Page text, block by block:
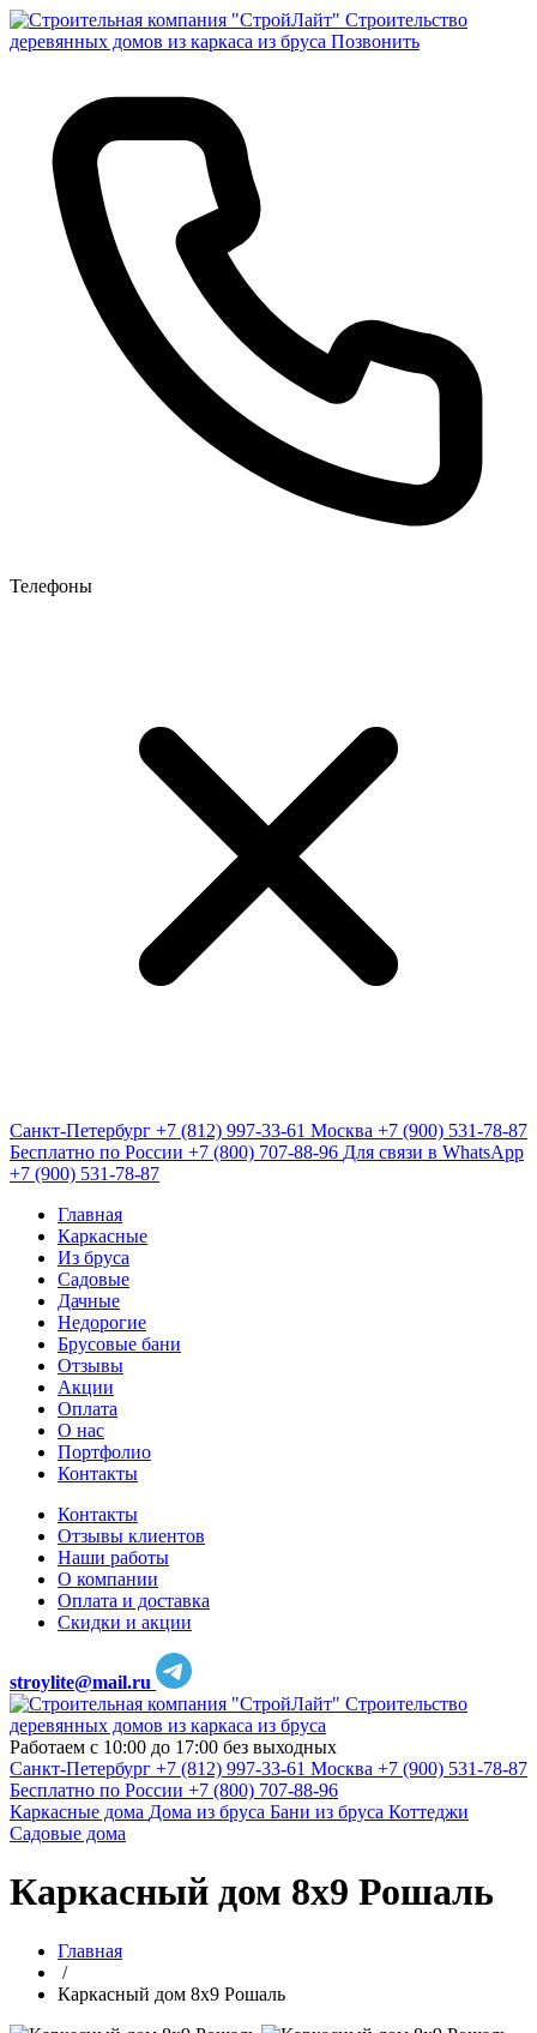
Строительство
деревянных домов из каркаса из бруса Позвонить
Телефоны
Санкт-Петербург +7 (812) 997-33-61 Москва +7 (900) 531-78-87
Бесплатно по России +7 (800) 707-88-96 Для связи в WhatsApp
+7 (900) 531-78-87
Главная
Каркасные
Из бруса
Садовые
Дачные
Недорогие
Брусовые бани
Отзывы
Акции
Оплата
О нас
Портфолио
Контакты
Контакты
Отзывы клиентов
Наши работы
О компании
Оплата и доставка
Скидки и акции
stroylite@mail.ru
Строительство
деревянных домов из каркаса из бруса
Работаем с 10:00 до 17:00 без выходных
Санкт-Петербург +7 (812) 997-33-61 Москва +7 (900) 531-78-87
Бесплатно по России +7 (800) 707-88-96
Каркасные дома Дома из бруса Бани из бруса Коттеджи
Садовые дома
Каркасный дом 8х9 Рошаль
Главная
/
Каркасный дом 8х9 Рошаль